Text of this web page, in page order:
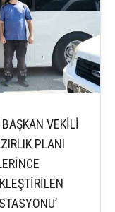
VEKİLİ
PLANI